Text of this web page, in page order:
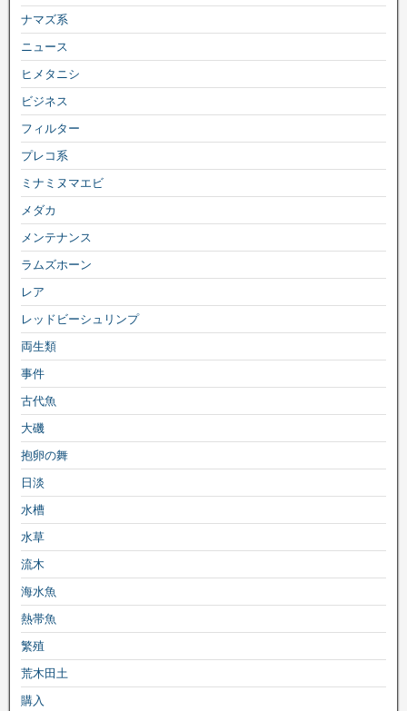
ナマズ系
ニュース
ヒメタニシ
ビジネス
フィルター
プレコ系
ミナミヌマエビ
メダカ
メンテナンス
ラムズホーン
レア
レッドビーシュリンプ
両生類
事件
古代魚
大磯
抱卵の舞
日淡
水槽
水草
流木
海水魚
熱帯魚
繁殖
荒木田土
購入